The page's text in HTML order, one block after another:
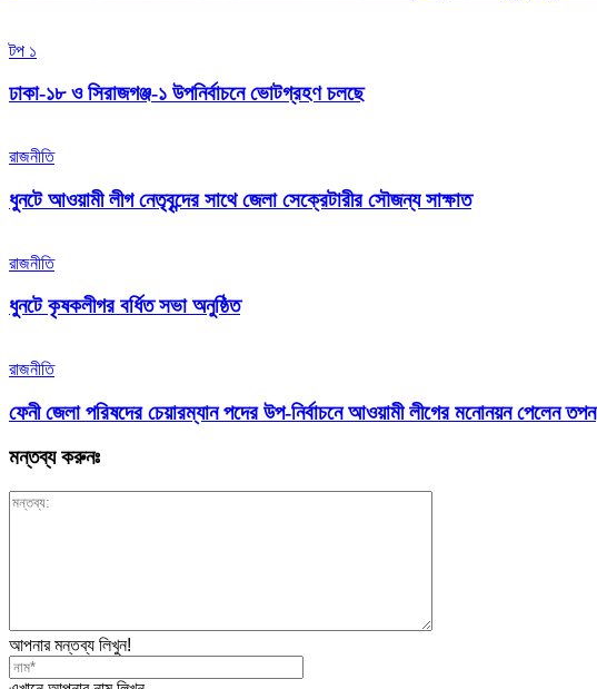
টপ ১
ঢাকা-১৮ ও সিরাজগঞ্জ-১ উপনির্বাচনে ভোটগ্রহণ চলছে
রাজনীতি
ধুনটে আওয়ামী লীগ নেতৃবৃন্দের সাথে জেলা সেক্রেটারীর সৌজন্য সাক্ষাত
রাজনীতি
ধুনটে কৃষকলীগর বর্ধিত সভা অনুষ্ঠিত
রাজনীতি
ফেনী জেলা পরিষদের চেয়ারম্যান পদের উপ-নির্বাচনে আওয়ামী লীগের মনোনয়ন পেলেন তপন
মন্তব্য করুনঃ
আপনার মন্তব্য লিখুন!